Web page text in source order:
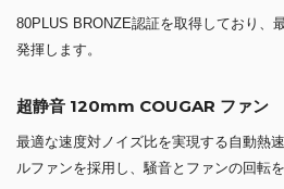
80PLUS BRONZE認証を取得しており、
発揮します。
超静音 120mm COUGAR ファン
最適な速度対ノイズ比を実現する自動熱
ルファンを採用し、騒音とファンの回転